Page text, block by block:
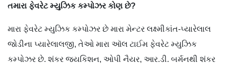
તમારા ફેવરેટ મ્યુઝિક કમ્પોઝર કોણ છે?
મારા ફેવરેટ મ્યુઝિક કમ્પોઝર છે મારા મેન્ટર લક્ષ્મીકાંત-પ્યારેલાલ
જોડીના પ્યારેલાલજી, તેઓ મારા ઑલ ટાઈમ ફેવરેટ મ્યુઝિક
કમ્પોઝર છે. શંકર જયકિશન, ઓપી નૈયર, આર.ડી. બર્મનથી શંકર